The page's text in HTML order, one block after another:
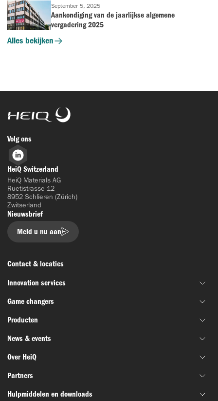
September 5, 2025
Aankondiging van de jaarlijkse algemene
vergadering 2025
Alles bekijken
HeiQ
Volg ons
LinkedIn
HeiQ Switzerland
HeiQ Materials AG
Ruetistrasse 12
8952 Schlieren (Zürich)
Zwitserland
Nieuwsbrief
Meld u nu aan
Contact & locaties
Innovation services
Gezamenlijke materiaalontwikkeling
Financiering & subsidie
Innovatienetwerken
Materiaal testen
Game changers
HeiQ IoniX
HeiQ GrapheneX
HeiQ Xpectra
HeiQ Synbio
AeoniQ
Producten
Biotechnologie
Batterijen & elektronica
Defensie en ruimtevaart
Textiel
News & events
Nieuws
Succesverhalen
Webinars
Over HeiQ
Wie we zijn
Ons verhaal
Partners
Partners uit de industrie
Hulpmiddelen en downloads